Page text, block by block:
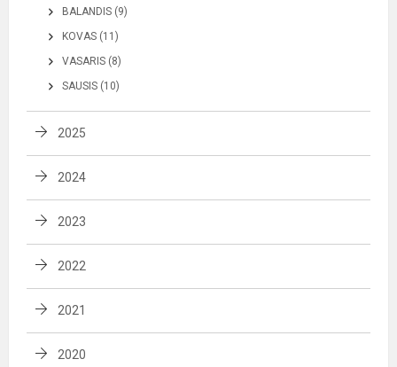
BALANDIS (9)
KOVAS (11)
VASARIS (8)
SAUSIS (10)
2025
2024
2023
2022
2021
2020